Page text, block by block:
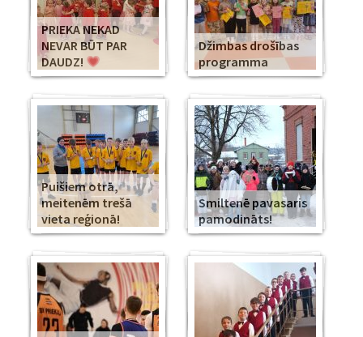
PRIEKA NEKAD
NEVAR BŪT PAR
DAUDZ!
Džimbas drošības
programma
Puišiem otrā,
meitenēm trešā
vieta reģionā!
Smiltenē pavasaris
pamodināts!